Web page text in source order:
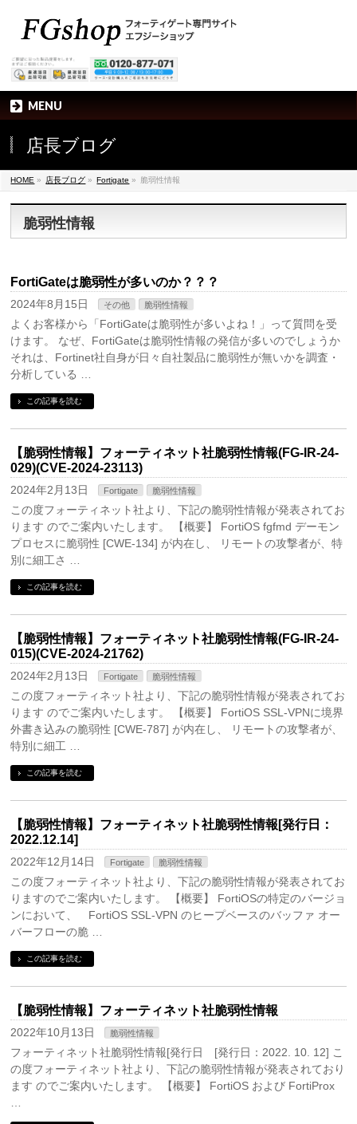
MENU
店長ブログ
HOME » 店長ブログ » Fortigate » 脆弱性情報
脆弱性情報
FortiGateは脆弱性が多いのか？？？
2024年8月15日 その他 脆弱性情報
よくお客様から「FortiGateは脆弱性が多いよね！」って質問を受
けます。 なぜ、FortiGateは脆弱性情報の発信が多いのでしょうか
それは、Fortinet社自身が日々自社製品に脆弱性が無いかを調査・
分析している …
この記事を読む
【脆弱性情報】フォーティネット社脆弱性情報(FG-IR-24-
029)(CVE-2024-23113)
2024年2月13日 Fortigate 脆弱性情報
この度フォーティネット社より、下記の脆弱性情報が発表されてお
ります のでご案内いたします。 【概要】 FortiOS fgfmd デーモン
プロセスに脆弱性 [CWE-134] が内在し、 リモートの攻撃者が、特
別に細工さ …
この記事を読む
【脆弱性情報】フォーティネット社脆弱性情報(FG-IR-24-
015)(CVE-2024-21762)
2024年2月13日 Fortigate 脆弱性情報
この度フォーティネット社より、下記の脆弱性情報が発表されてお
ります のでご案内いたします。 【概要】 FortiOS SSL-VPNに境界
外書き込みの脆弱性 [CWE-787] が内在し、 リモートの攻撃者が、
特別に細工 …
この記事を読む
【脆弱性情報】フォーティネット社脆弱性情報[発行日：
2022.12.14]
2022年12月14日 Fortigate 脆弱性情報
この度フォーティネット社より、下記の脆弱性情報が発表されてお
りますのでご案内いたします。 【概要】 FortiOSの特定のバージョ
ンにおいて、 FortiOS SSL-VPN のヒープベースのバッファ オー
バーフローの脆 …
この記事を読む
【脆弱性情報】フォーティネット社脆弱性情報
2022年10月13日 脆弱性情報
フォーティネット社脆弱性情報[発行日 [発行日：2022. 10. 12] こ
の度フォーティネット社より、下記の脆弱性情報が発表されており
ます のでご案内いたします。 【概要】 FortiOS および FortiProx
…